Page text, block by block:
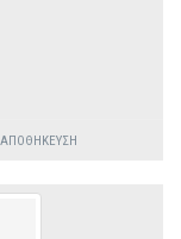
ΑΠΟΘΉΚΕΥΣΗ